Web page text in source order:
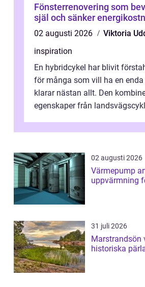
Fönsterrenovering som
själ och sänker
02 augusti 2026
Viktoria
inspiration
En hybridcykel har blivit
för många som vill ha en
klarar nästan allt. Den
egenskaper från
02 augusti 2026
Värmepump arvika
uppvärmning
31 juli 2026
Marstrandsön västkustens
historiska